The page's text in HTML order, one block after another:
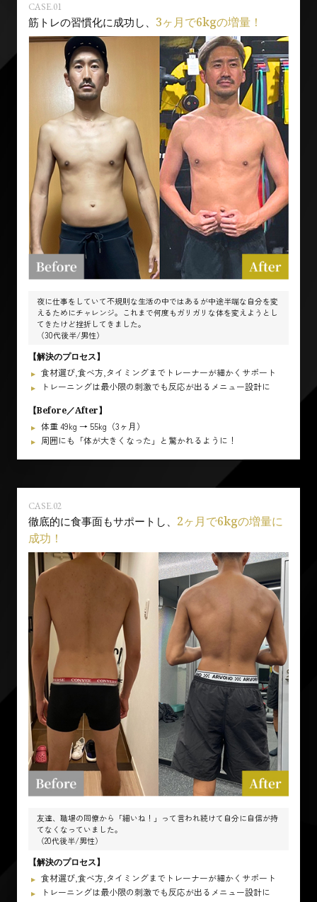
CASE.01
筋トレの習慣化に成功し、 3ヶ月で6kgの増量！
夜に仕事をしていて不規則な生活の中ではあるが中途半端な自分を変
えるためにチャレンジ。これまで何度もガリガリな体を変えようとし
てきたけど挫折してきました。
（30代後半/男性）
【解決のプロセス】
食材選び,食べ方,タイミングまでトレーナーが細かくサポート
トレーニングは最小限の刺激でも反応が出るメニュー設計に
【Before／After】
体重 49kg → 55kg（3ヶ月）
周囲にも「体が大きくなった」と驚かれるように！
CASE.02
徹底的に食事面もサポートし、 2ヶ月で6kgの増量に
成功！
友達、職場の同僚から「細いね！」って言われ続けて自分に自信が持
てなくなっていました。
（20代後半/男性）
【解決のプロセス】
食材選び,食べ方,タイミングまでトレーナーが細かくサポート
トレーニングは最小限の刺激でも反応が出るメニュー設計に